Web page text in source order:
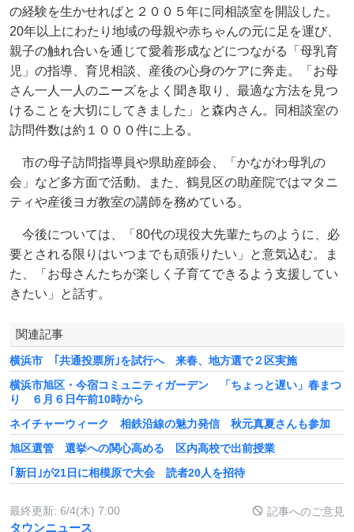
の経験を生かせればと２００５年に同相談室を開設した。
20年以上にわたり地域の母親や赤ちゃんの元に足を運び、
親子の触れ合いを通じて愛着形成などにつながる「母乳育
児」の指導、育児相談、産後の心身のケアに奔走。「お母
さん一人一人のニーズをよく聞き取り、最適な方法を見つ
けることを大切にしてきました」と森内さん。同相談室の
訪問件数は約１０００件に上る。
市の母子訪問指導員や県助産師会、「かながわ母乳の
会」など多方面で活動。また、鶴見区の助産院ではマタニ
ティや産後ヨガ教室の講師を務めている。
今後については、「80代の現役大先輩たちのように、必
要とされる限りはいつまでも頑張りたい」と意気込む。ま
た、「お母さんたちが楽しく子育てできるよう支援してい
きたい」と話す。
関連記事
横浜市 ｢共通投票所｣を試行へ 来春、地方選で２区実施
横浜市旭区・今宿コミュニティガーデン 「ちょっと遅い」春まつ
り ６月６日午前10時から
ネイチャーウィーク 相鉄沿線の魅力発信 秋元真夏さんも参加
旭区選管 選挙への関心高める 区内高校で出前授業
｢新日｣が21日に相模原で大会 読者20人を招待
最終更新: 6/4(木) 7:00 記事へのご意見
タウンニュース